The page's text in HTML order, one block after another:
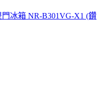
門冰箱 NR-B301VG-X1 (鑽